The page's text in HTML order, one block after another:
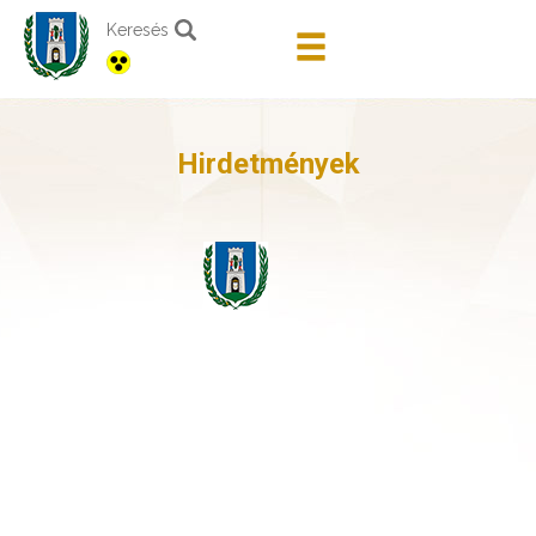
Keresés
Hirdetmények